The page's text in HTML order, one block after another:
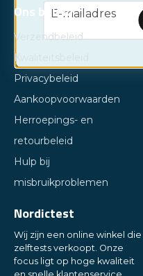
email
E-mailadres
Ons beleid
Verzendbeleid
Kwaliteitsbeleid
Privacybeleid
Aankoopvoorwaarden
Herroepings- en
retourbeleid
Hulp bij
misbruikproblemen
Nordictest
Wij zijn een online winkel die
zelftests verkoopt. Onze
focus ligt op hoge kwaliteit